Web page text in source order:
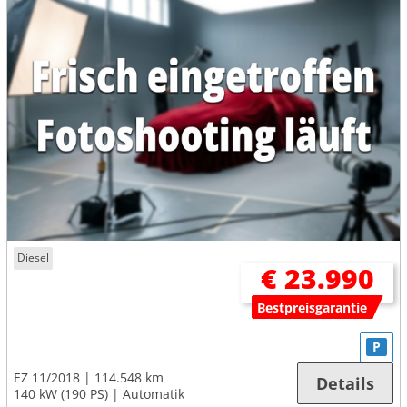
Diesel
€ 23.990
Bestpreisgarantie
EZ 11/2018
114.548 km
140 kW (190 PS)
Automatik
P
Details